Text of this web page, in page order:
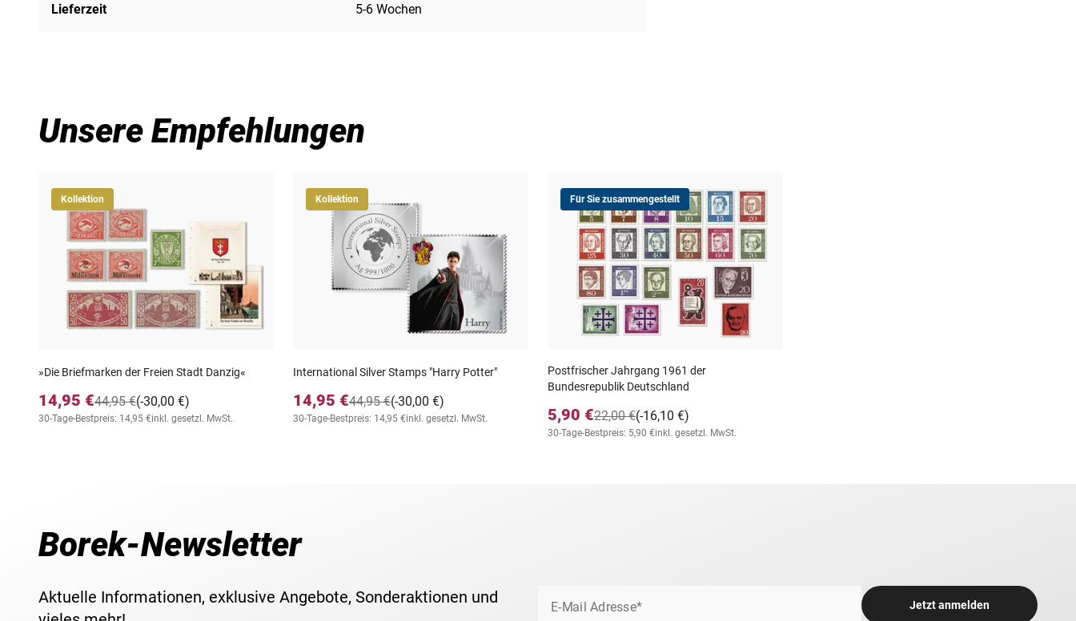
Lieferzeit 5-6 Wochen
Unsere Empfehlungen
Kollektion
»Die Briefmarken der Freien Stadt Danzig«
14,95 € (-30,00 €)
44,95 €
30-Tage-Bestpreis: 14,95 €inkl. gesetzl. MwSt.
Kollektion
International Silver Stamps "Harry Potter"
14,95 € (-30,00 €)
44,95 €
30-Tage-Bestpreis: 14,95 €inkl. gesetzl. MwSt.
Für Sie zusammengestellt
Postfrischer Jahrgang 1961 der
Bundesrepublik Deutschland
5,90 € (-16,10 €)
22,00 €
30-Tage-Bestpreis: 5,90 €inkl. gesetzl. MwSt.
Borek-Newsletter
Aktuelle Informationen, exklusive Angebote, Sonderaktionen und
E-Mail Adresse* Jetzt anmelden